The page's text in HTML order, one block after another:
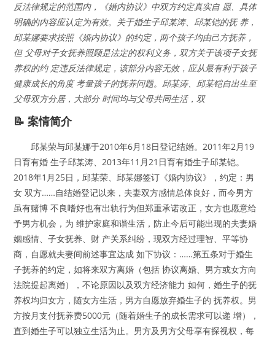
反法律规定的范围内，《婚内协议》中双方约定真实自 愿、具体
明确的内容应认定为有效。关于婚生子邱某涛、邱某铠的抚 养，
邱某娜要求按照《婚内协议》的约定，两个孩子均由己方抚养，
但 父母对子女抚养照顾是法定的权利义务，双方关于该项子女抚
养权的约 定违反法律规定，该部分内容无效，应从最有利于孩子
健康成长的角度 考量孩子的抚养问题。邱某涛、邱某铠自出生至
父母双方分居，大部分 时间均与父母共同生活，双
📝 案情简介
邱某荣与邱某娜于2010年6月18日登记结婚。2011年2月19
日育有婚 生子邱某涛、2013年11月21日育有婚生子邱某铠。
2018年1月25日，邱某荣、邱某娜签订《婚内协议》，约定：男
女 双方……自结婚登记以来，夫妻双方感情总体良好，而今男方
虽有赌博 不良嗜好也有出轨行为但郑重承诺改正，女方也愿意给
予男方机会，为 维护家庭和谐生活，防止今后可能出现的夫妻婚
姻感情、子女抚养、财 产关系纠纷，现双方经过理智、平等协
商，自愿就夫妻间前述事宜达成 如下协议：……第五条对于婚生
子抚养的约定，如将来双方离婚（包括 协议离婚、男方或女方向
法院提起离婚），不论原因以及双方经济能力 如何，婚生子的抚
养权均归女方，随女方生活，男方自愿放弃婚生子的 抚养权。男
方按月支付抚养费5000元（随着婚生子的成长需求可以递 增），
直到婚生子可以独立生活为止。男方及男方父母享有探视权，每